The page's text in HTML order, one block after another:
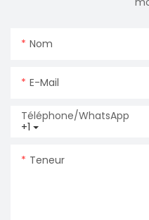
Nom
E-Mail
+1
Téléphone/WhatsApp
Teneur